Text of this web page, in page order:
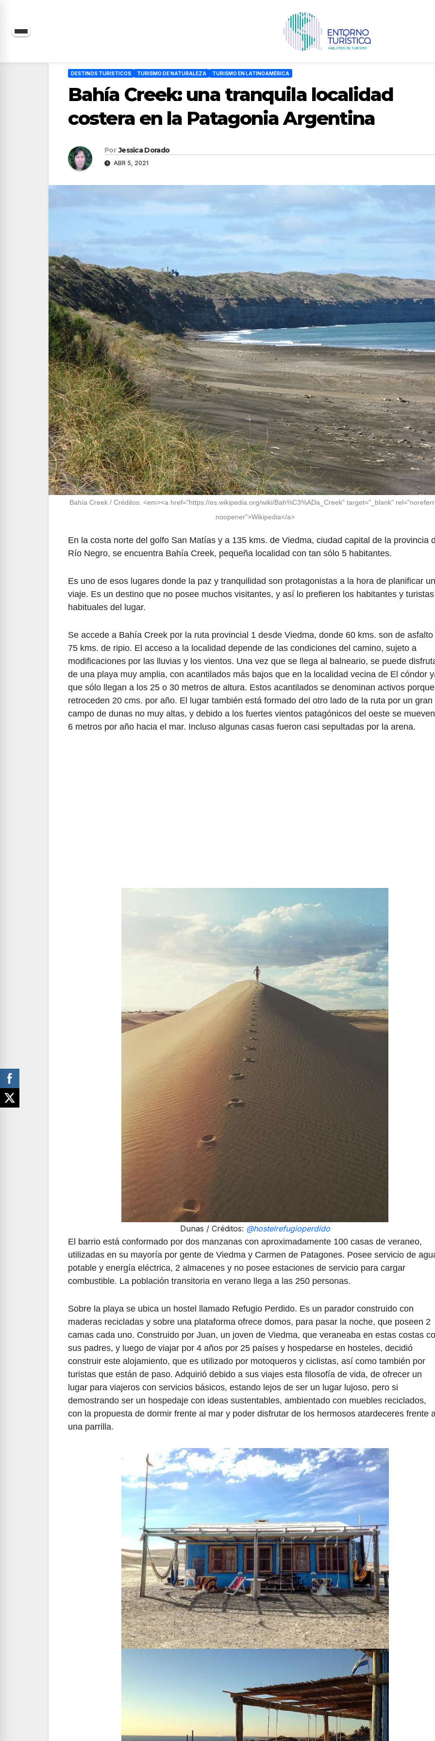
Saltar
DESTINOS TURÍSTICOS TURISMO DE NATURALEZA TURISMO EN LATINOAMÉRICA
Bahía Creek: una tranquila localidad
costera en la Patagonia Argentina
Por Jessica Dorado
ABR 5, 2021
Bahía Creek / Créditos: <em><a href="https://es.wikipedia.org/wiki/Bah%C3%ADa_Creek" target="_blank"
noopener">Wikipedia</a>
En la costa norte del golfo San Matías y a 135 kms. de Viedma, ciudad capital de la provincia
Río Negro, se encuentra Bahía Creek, pequeña localidad con tan sólo 5 habitantes.
Es uno de esos lugares donde la paz y tranquilidad son protagonistas a la hora de planificar un
viaje. Es un destino que no posee muchos visitantes, y así lo prefieren los habitantes y turistas
habituales del lugar.
Se accede a Bahía Creek por la ruta provincial 1 desde Viedma, donde 60 kms. son de asfalto
75 kms. de ripio. El acceso a la localidad depende de las condiciones del camino, sujeto a
modificaciones por las lluvias y los vientos. Una vez que se llega al balneario, se puede
de una playa muy amplia, con acantilados más bajos que en la localidad vecina de El cóndor
que sólo llegan a los 25 o 30 metros de altura. Estos acantilados se denominan activos porque
retroceden 20 cms. por año. El lugar también está formado del otro lado de la ruta por un gran
campo de dunas no muy altas, y debido a los fuertes vientos patagónicos del oeste se mueven
6 metros por año hacia el mar. Incluso algunas casas fueron casi sepultadas por la arena.
Dunas / Créditos: @hostelrefugioperdido
El barrio está conformado por dos manzanas con aproximadamente 100 casas de veraneo,
utilizadas en su mayoría por gente de Viedma y Carmen de Patagones. Posee servicio de
potable y energía eléctrica, 2 almacenes y no posee estaciones de servicio para cargar
combustible. La población transitoria en verano llega a las 250 personas.
Sobre la playa se ubica un hostel llamado Refugio Perdido. Es un parador construido con
maderas recicladas y sobre una plataforma ofrece domos, para pasar la noche, que poseen 2
camas cada uno. Construido por Juan, un joven de Viedma, que veraneaba en estas costas
sus padres, y luego de viajar por 4 años por 25 países y hospedarse en hosteles, decidió
construir este alojamiento, que es utilizado por motoqueros y ciclistas, así como también por
turistas que están de paso. Adquirió debido a sus viajes esta filosofía de vida, de ofrecer un
lugar para viajeros con servicios básicos, estando lejos de ser un lugar lujoso, pero si
demostrando ser un hospedaje con ideas sustentables, ambientado con muebles reciclados,
con la propuesta de dormir frente al mar y poder disfrutar de los hermosos atardeceres frente
una parrilla.